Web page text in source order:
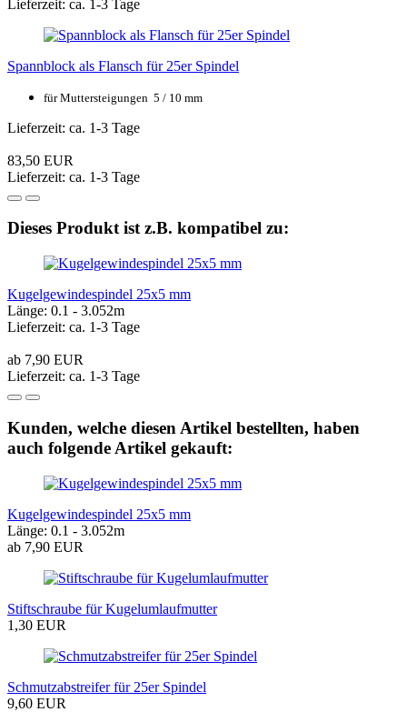
Lieferzeit: ca. 1-3 Tage
Spannblock als Flansch für 25er Spindel
für Muttersteigungen 5 / 10 mm
Lieferzeit: ca. 1-3 Tage
83,50 EUR
Lieferzeit: ca. 1-3 Tage
Dieses Produkt ist z.B. kompatibel zu:
Kugelgewindespindel 25x5 mm
Länge: 0.1 - 3.052m
Lieferzeit: ca. 1-3 Tage
ab 7,90 EUR
Lieferzeit: ca. 1-3 Tage
Kunden, welche diesen Artikel bestellten, haben
auch folgende Artikel gekauft:
Kugelgewindespindel 25x5 mm
Länge: 0.1 - 3.052m
ab 7,90 EUR
Stiftschraube für Kugelumlaufmutter
1,30 EUR
Schmutzabstreifer für 25er Spindel
9,60 EUR